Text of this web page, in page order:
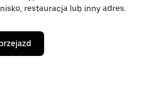
restauracja lub inny adres.